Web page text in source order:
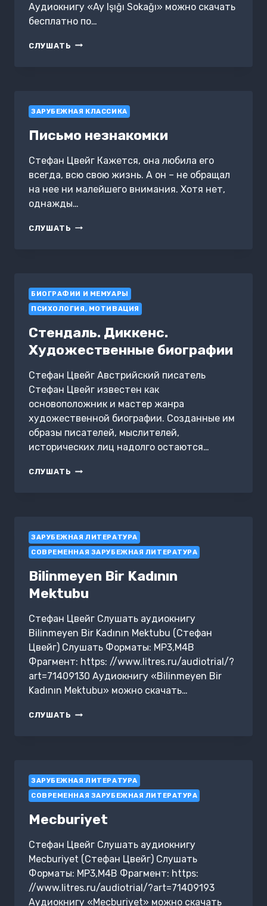
Аудиокнигу «Ay Işığı Sokağı» можно скачать
бесплатно по…
СЛУШАТЬ AY
ЗАРУБЕЖНАЯ КЛАССИКА
Письмо незнакомки
Стефан Цвейг Кажется, она любила его
всегда, всю свою жизнь. А он – не обращал
на нее ни малейшего внимания. Хотя нет,
однажды…
СЛУШАТЬ ПИСЬМО
БИОГРАФИИ И МЕМУАРЫ
ПСИХОЛОГИЯ, МОТИВАЦИЯ
Стендаль. Диккенс.
Художественные биографии
Стефан Цвейг Австрийский писатель
Стефан Цвейг известен как
основоположник и мастер жанра
художественной биографии. Созданные им
образы писателей, мыслителей,
исторических лиц надолго остаются…
СЛУШАТЬ СТЕНДАЛЬ.
ЗАРУБЕЖНАЯ ЛИТЕРАТУРА
СОВРЕМЕННАЯ ЗАРУБЕЖНАЯ ЛИТЕРАТУРА
Bilinmeyen Bir Kadının
Mektubu
Стефан Цвейг Слушать аудиокнигу
Bilinmeyen Bir Kadının Mektubu (Стефан
Цвейг) Слушать Форматы: MP3,M4B
Фрагмент: https: //www.litres.ru/audiotrial/?
art=71409130 Аудиокнигу «Bilinmeyen Bir
Kadının Mektubu» можно скачать…
СЛУШАТЬ BILINMEYEN
ЗАРУБЕЖНАЯ ЛИТЕРАТУРА
СОВРЕМЕННАЯ ЗАРУБЕЖНАЯ ЛИТЕРАТУРА
Mecburiyet
Стефан Цвейг Слушать аудиокнигу
Mecburiyet (Стефан Цвейг) Слушать
Форматы: MP3,M4B Фрагмент: https:
//www.litres.ru/audiotrial/?art=71409193
Аудиокнигу «Mecburiyet» можно скачать